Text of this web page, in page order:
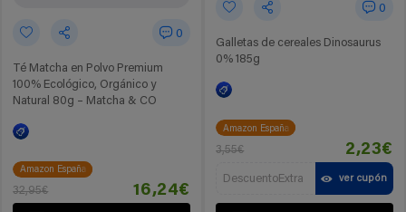
0
Té Matcha en Polvo Premium
100% Ecológico, Orgánico y
Natural 80g – Matcha & CO
Amazon España
32,95€ 16,24€
0
Galletas de cereales Dinosaurus
0% 185g
Amazon España
3,55€ 2,23€
DescuentoExtra ver cupón